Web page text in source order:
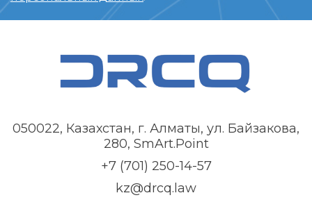
050022, Казахстан, г. Алматы, ул. Байзакова,
280, SmArt.Point
+7 (701) 250-14-57
kz@drcq.law